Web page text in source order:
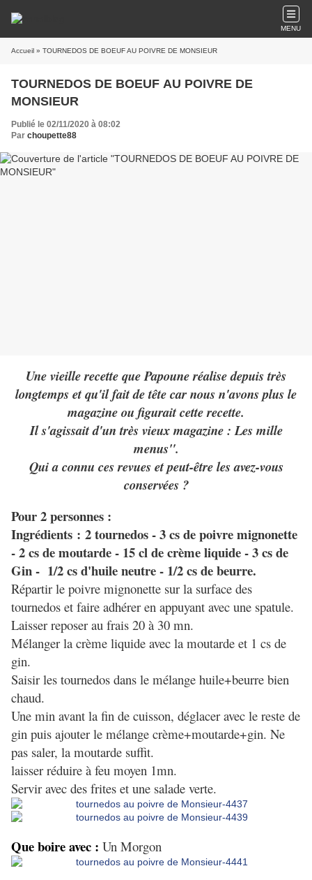
MENU
Accueil » TOURNEDOS DE BOEUF AU POIVRE DE MONSIEUR
TOURNEDOS DE BOEUF AU POIVRE DE
MONSIEUR
Publié le 02/11/2020 à 08:02
Par choupette88
Une vieille recette que Papoune réalise depuis très
longtemps et qu'il fait de tête car nous n'avons plus le
magazine ou figurait cette recette.
Il s'agissait d'un très vieux magazine : Les mille
menus".
Qui a connu ces revues et peut-être les avez-vous
conservées ?
Pour 2 personnes :
Ingrédients : 2 tournedos - 3 cs de poivre mignonette
- 2 cs de moutarde - 15 cl de crème liquide - 3 cs de
Gin - 1/2 cs d'huile neutre - 1/2 cs de beurre.
Répartir le poivre mignonette sur la surface des
tournedos et faire adhérer en appuyant avec une spatule.
Laisser reposer au frais 20 à 30 mn.
Mélanger la crème liquide avec la moutarde et 1 cs de
gin.
Saisir les tournedos dans le mélange huile+beurre bien
chaud.
Une min avant la fin de cuisson, déglacer avec le reste de
gin puis ajouter le mélange crème+moutarde+gin. Ne
pas saler, la moutarde suffit.
laisser réduire à feu moyen 1mn.
Servir avec des frites et une salade verte.
Que boire avec : Un Morgon